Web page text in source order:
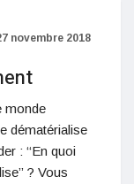
novembre 2018
monde
dématérialise
: ‘‘En quoi
? Vous